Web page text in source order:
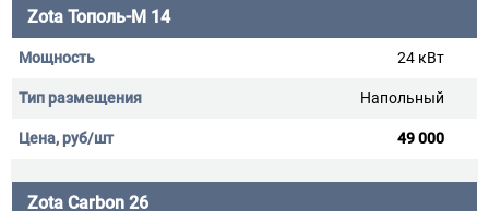
Zota Тополь-М 14
24 кВт
Напольный
49 000
Zota Carbon 26